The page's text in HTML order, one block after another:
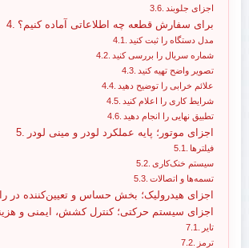
اجزای جلوبند
برای سفارش قطعه چه اطلاعاتی آماده کنیم؟
مدل دستگاه را ثبت کنید
شماره سریال را بررسی کنید
تصویر واضح تهیه کنید
علائم خرابی را توضیح دهید
شرایط کاری را اعلام کنید
تطبیق نهایی را انجام دهید
اجزای موتور؛ پایه عملکرد لودر و مینی لودر
فیلترها
سیستم خنک‌کاری
تسمه‌ها و اتصالات
اجزای هیدرولیک؛ بخش حساس و تعیین‌کننده در
اجزای سیستم حرکتی؛ کنترل کشش، ایمنی و
تایر
ترمز